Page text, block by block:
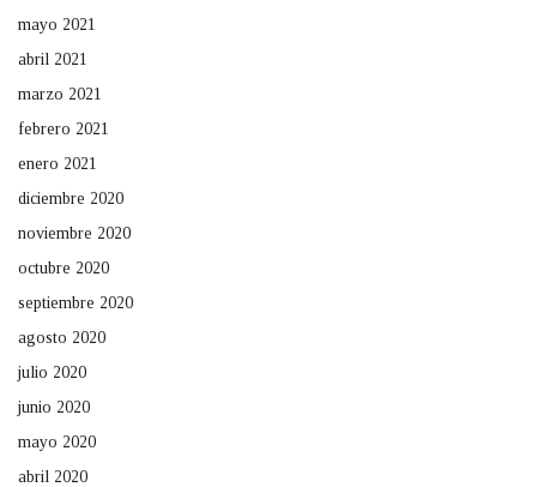
mayo 2021
abril 2021
marzo 2021
febrero 2021
enero 2021
diciembre 2020
noviembre 2020
octubre 2020
septiembre 2020
agosto 2020
julio 2020
junio 2020
mayo 2020
abril 2020